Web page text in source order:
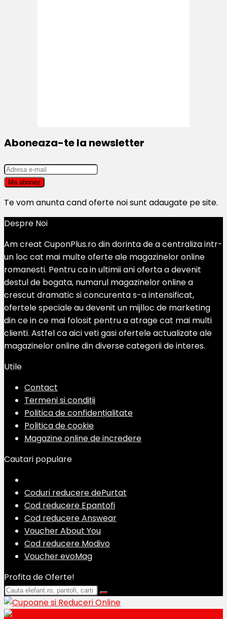
Aboneaza-te la newsletter
Te vom anunta cand oferte noi sunt adaugate pe site.
Despre Noi
Am creat CuponPlus.ro din dorinta de a centraliza intr-
un loc cat mai multe oferte ale magazinelor online
romanesti. Pentru ca in ultimii ani oferta a devenit
destul de bogata, numarul magazinelor online a
crescut dramatic si concurenta s-a intensificat,
ofertele speciale au devenit un mijlloc de marketing
din ce in ce mai folosit pentru a atrage cat mai multi
clienti. Astfel ca aici veti gasi ofertele actualizate ale
magazinelor online din diverse categorii de interes.
Utile
Contact
Termeni si condiții
Politica de confidențialitate
Politica de cookie
Magazine online de incredere
Cautari populare
Coduri reducere dePurtat
Cod reducere Epantofi
Cod reducere Answear
Voucher About You
Cod reducere Modivo
Voucher evoMag
Profita de Oferte!